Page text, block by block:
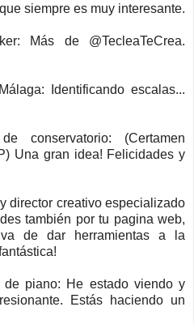
siempre es muy interesante.
Más de @TecleaTeCrea.
Identificando escalas...
conservatorio: (Certamen
Una gran idea! Felicidades y
director creativo especializado
también por tu pagina web,
de dar herramientas a la
de piano: He estado viendo y
Estás haciendo un